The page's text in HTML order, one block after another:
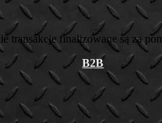
transakcje finalizowane są za
B2B